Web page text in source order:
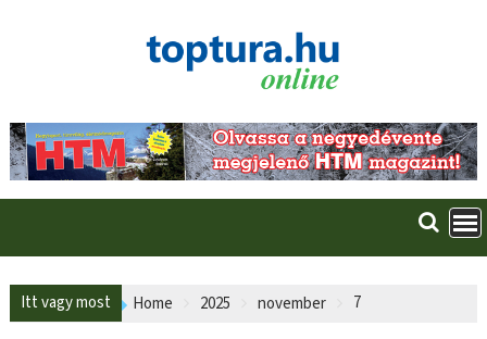
Itt vagy most Home 2025 november 7